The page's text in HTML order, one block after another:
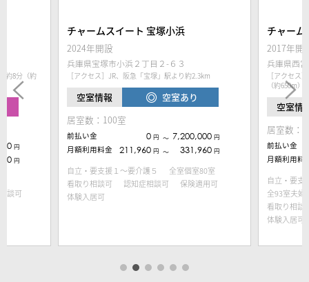
約8分（約
円
円
談可
チャームスイート 宝塚小浜
2024年開設
兵庫県宝塚市小浜２丁目２-６３
［アクセス］JR、阪急「宝塚」駅より約2.3km
空室情報
空室あり
居室数：100室
前払い金 0 円 〜 7,200,000 円
月額利用料金 211,960 円 〜 331,960 円
自立・要支援１～要介護５
全室個室80室
看取り相談可
認知症相談可
保険適用可
体験入居可
チャーム
2017年開
兵庫県西
［アクセス
（約650m）
空室情
居室数：
前払い金
月額利用料
自立・要支
全93室夫婦
看取り相談
体験入居可